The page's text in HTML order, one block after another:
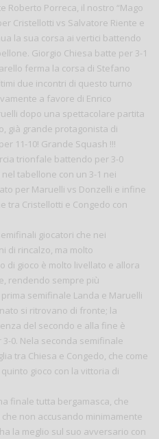
Roberto Porreca, il nostro “Mago
Cristellotti vs Salvatore Riente e
la sua corsa ai vertici battendo
Giorgio Chiesa batte per 3-1
ferma la corsa di Stefano
due incontri di questo turno
a favore di Enrico
dopo una spettacolare partita
già grande protagonista di
11-10! Grande Squash !!!
trionfale battendo per 3-0
tabellone con un 3-1 nei
per Maruelli vs Donzelli e infine
tra Cristellotti e Congedo con
giocatori che nei
di rincalzo, ma molto
di gioco è molto livellato e allora
rendendo sempre più
semifinale Landa e Maruelli
si ritrovano di fronte; la
del secondo e alla fine è
0. Nela seconda semifinale
tra Chiesa e Congedo, che come
gioco con la vittoria di
finale tutta bergamasca, che
non accusando minimamente
la meglio sul suo avversario con